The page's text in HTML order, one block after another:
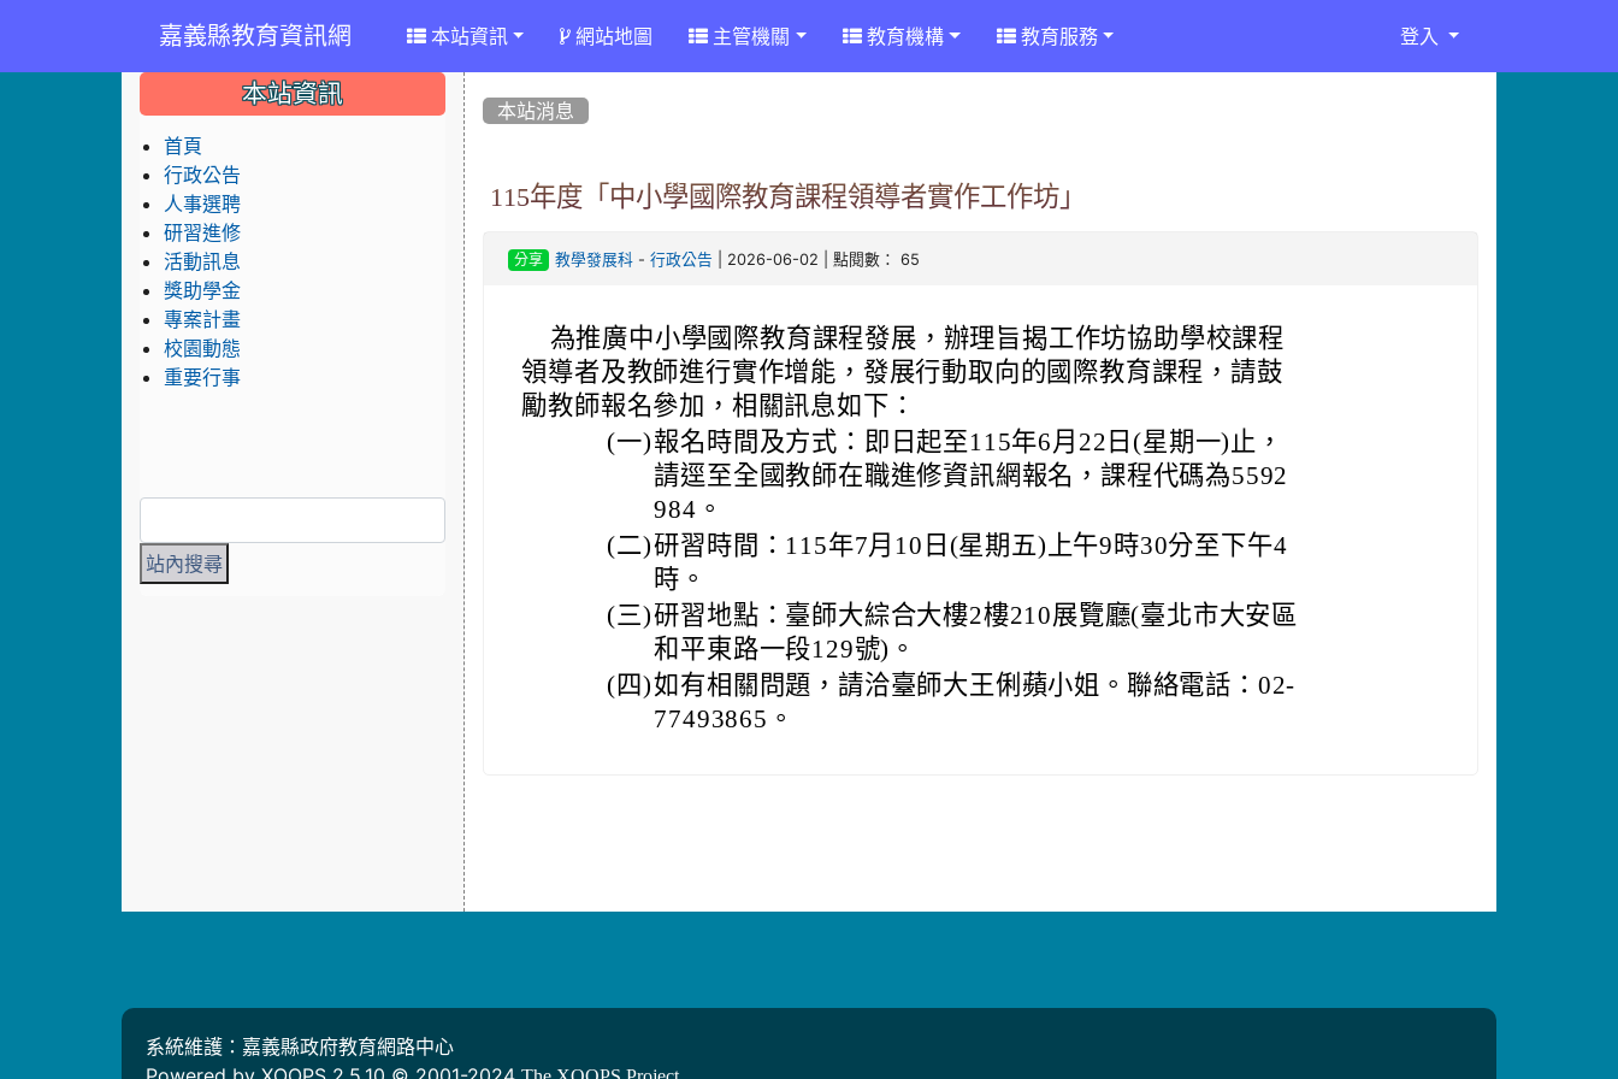
嘉義縣教育資訊網 本站資訊 網站地圖 主管機關 教育機構 教育服務 登入
本站消息
115年度「中小學國際教育課程領導者實作工作坊」
分享 教學發展科 - 行政公告 | 2026-06-02 | 點閱數： 65
為推廣中小學國際教育課程發展，辦理旨揭工作坊協助學校課程
領導者及教師進行實作增能，發展行動取向的國際教育課程，請鼓
勵教師報名參加，相關訊息如下：
(一)報名時間及方式：即日起至115年6月22日(星期一)止，
請逕至全國教師在職進修資訊網報名，課程代碼為5592
984。
(二)研習時間：115年7月10日(星期五)上午9時30分至下午4
時。
(三)研習地點：臺師大綜合大樓2樓210展覽廳(臺北市大安區
和平東路一段129號)。
(四)如有相關問題，請洽臺師大王俐蘋小姐。聯絡電話：02-
77493865。
::: 本站資訊
首頁
行政公告
人事選聘
研習進修
活動訊息
獎助學金
專案計畫
校園動態
重要行事
系統維護：嘉義縣政府教育網路中心